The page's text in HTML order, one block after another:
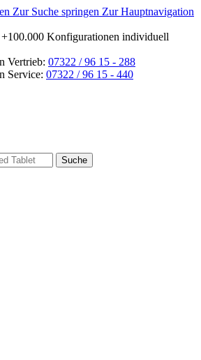
Zur Suche springen Zur Hauptnavigation
Konfigurationen individuell
Vertrieb: 07322 / 96 15 - 288
Service: 07322 / 96 15 - 440
Suche